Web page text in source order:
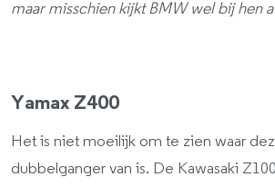
maar misschien kijkt BMW wel bij hen
Yamax Z400
Het is niet moeilijk om te zien waar
dubbelganger van is. De Kawasaki